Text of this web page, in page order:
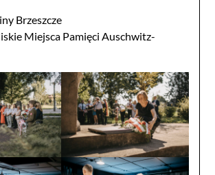
Brzeszcze
Miejsca Pamięci Auschwitz-